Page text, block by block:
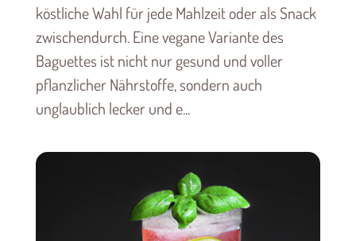
köstliche Wahl für jede Mahlzeit oder als Snack
zwischendurch. Eine vegane Variante des
Baguettes ist nicht nur gesund und voller
pflanzlicher Nährstoffe, sondern auch
unglaublich lecker und e...